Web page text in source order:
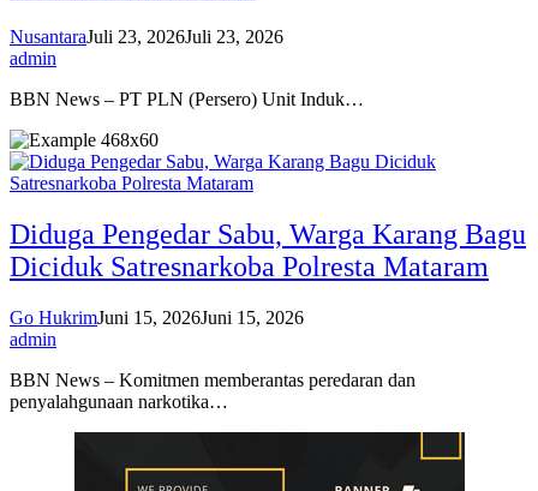
NusantaraJuli 23, 2026Juli 23, 2026
admin
BBN News – PT PLN (Persero) Unit Induk…
Diduga Pengedar Sabu, Warga Karang Bagu
Diciduk Satresnarkoba Polresta Mataram
Go HukrimJuni 15, 2026Juni 15, 2026
admin
BBN News – Komitmen memberantas peredaran dan
penyalahgunaan narkotika…